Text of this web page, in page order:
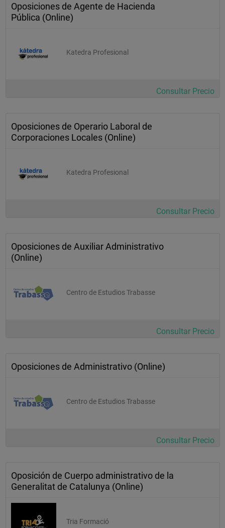
Oposiciones de Agente de Hacienda
Pública (Online)
Katedra Profesional
Consultar Precio
Oposiciones de Operario Laboral de
Corporaciones Locales (Online)
Katedra Profesional
Consultar Precio
Oposiciones de Auxiliar Administrativo
(Online)
Centro de Estudios Trabasse
Consultar Precio
Oposiciones de Administrativo (Online)
Centro de Estudios Trabasse
Consultar Precio
Oposición de Cuerpo administrativo de la
Generalitat de Catalunya (Online)
Tria Formació